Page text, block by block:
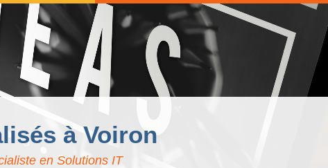
à Voiron
en Solutions IT